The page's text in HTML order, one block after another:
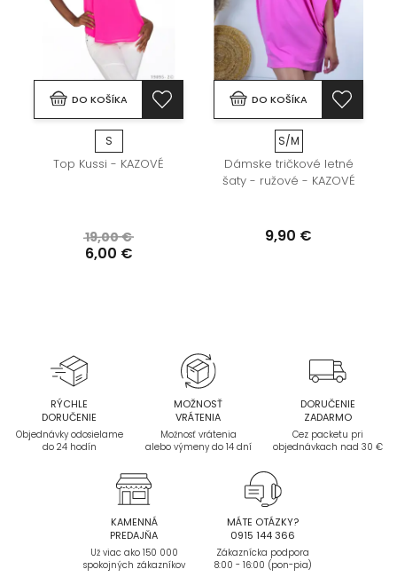
DO KOŠÍKA
S
Top Kussi - KAZOVÉ
19,00 €
6,00 €
DO KOŠÍKA
S/M
Dámske tričkové letné
šaty - ružové - KAZOVÉ
9,90 €
RÝCHLE
DORUČENIE
Objednávky odosielame
do 24 hodín
MOŽNOSŤ
VRÁTENIA
Možnosť vrátenia
alebo výmeny do 14 dní
DORUČENIE
ZADARMO
Cez packetu pri
objednávkach nad 30 €
KAMENNÁ
PREDAJŇA
Už viac ako 150 000
spokojných zákazníkov
MÁTE OTÁZKY?
0915 144 366
Zákaznícka podpora
8:00 - 16:00 (pon-pia)